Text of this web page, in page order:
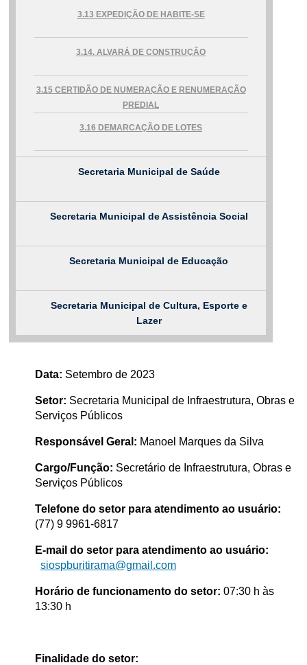
Ouvidoria
3.13 EXPEDIÇÃO DE HABITE-SE
3.14. ALVARÁ DE CONSTRUÇÃO
3.15 CERTIDÃO DE NUMERAÇÃO E RENUMERAÇÃO
PREDIAL
3.16 DEMARCAÇÃO DE LOTES
Secretaria Municipal de Saúde
Secretaria Municipal de Assistência Social
Secretaria Municipal de Educação
Secretaria Municipal de Cultura, Esporte e
Lazer
Data: Setembro de 2023
Setor: Secretaria Municipal de Infraestrutura, Obras e
Serviços Públicos
Responsável Geral: Manoel Marques da Silva
Cargo/Função: Secretário de Infraestrutura, Obras e
Serviços Públicos
Telefone do setor para atendimento ao usuário:
(77) 9 9961-6817
E-mail do setor para atendimento ao usuário:
siospburitirama@gmail.com
Horário de funcionamento do setor: 07:30 h às
13:30 h
Finalidade do setor: